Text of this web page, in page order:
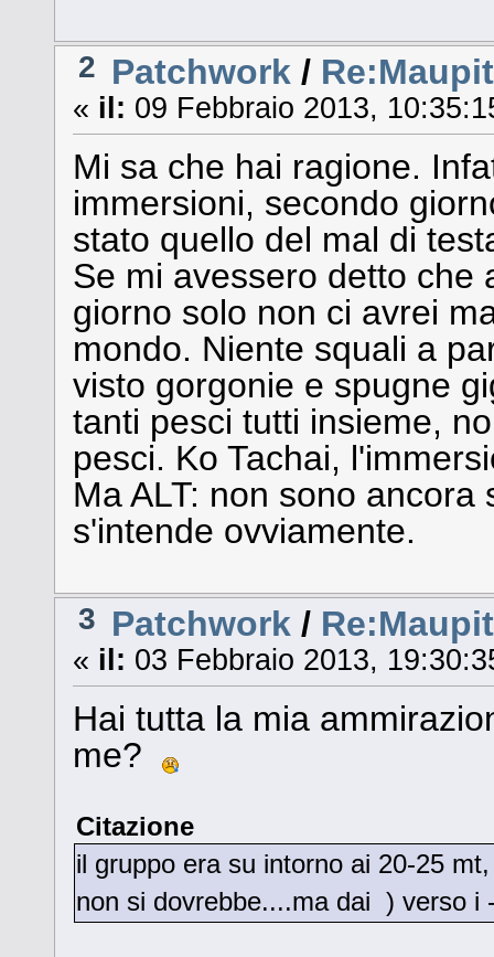
2 Patchwork /
« il: 09 Febbraio 2013,
Mi sa che hai ragione.
immersioni, secondo
stato quello del mal di
Se mi avessero detto che
giorno solo non ci avrei
mondo. Niente squali a
visto gorgonie e spugne
tanti pesci tutti insieme,
pesci. Ko Tachai,
Ma ALT: non sono
s'intende ovviamente.
3 Patchwork /
« il: 03 Febbraio 2013,
Hai tutta la mia
me?
Citazione
il gruppo era su intorno ai 20-25
non si dovrebbe....ma dai ) verso i